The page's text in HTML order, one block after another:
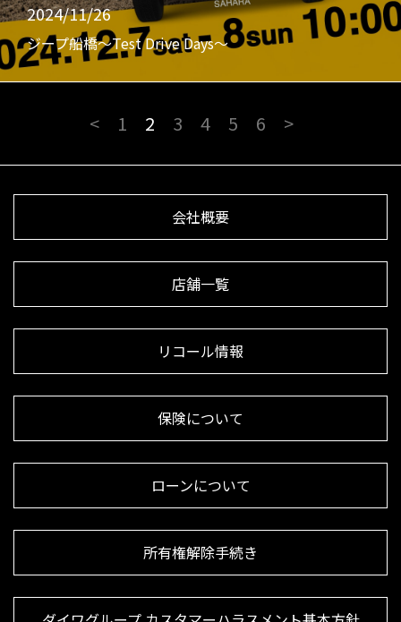
2024/11/26
ジープ船橋〜Test Drive Days〜
< 1 2 3 4 5 6 >
会社概要
店舗一覧
リコール情報
保険について
ローンについて
所有権解除手続き